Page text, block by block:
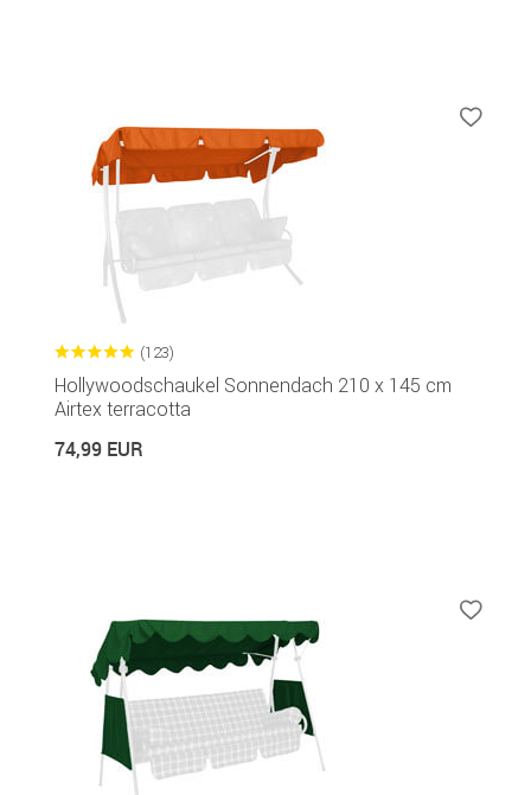
(123)
Hollywoodschaukel Sonnendach 210 x 145 cm
Airtex terracotta
74,99 EUR